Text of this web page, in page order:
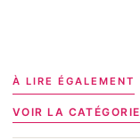
À LIRE ÉGALEMENT
VOIR LA CATÉGORIE